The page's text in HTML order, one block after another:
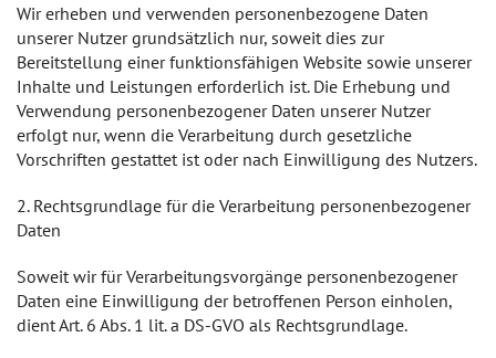
Wir erheben und verwenden personenbezogene Daten
unserer Nutzer grundsätzlich nur, soweit dies zur
Bereitstellung einer funktionsfähigen Website sowie unserer
Inhalte und Leistungen erforderlich ist. Die Erhebung und
Verwendung personenbezogener Daten unserer Nutzer
erfolgt nur, wenn die Verarbeitung durch gesetzliche
Vorschriften gestattet ist oder nach Einwilligung des Nutzers.
2. Rechtsgrundlage für die Verarbeitung personenbezogener
Daten
Soweit wir für Verarbeitungsvorgänge personenbezogener
Daten eine Einwilligung der betroffenen Person einholen,
dient Art. 6 Abs. 1 lit. a DS-GVO als Rechtsgrundlage.